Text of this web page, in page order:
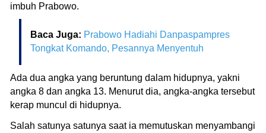
imbuh Prabowo.
Baca Juga: Prabowo Hadiahi Danpaspampres
Tongkat Komando, Pesannya Menyentuh
Ada dua angka yang beruntung dalam hidupnya, yakni
angka 8 dan angka 13. Menurut dia, angka-angka tersebut
kerap muncul di hidupnya.
Salah satunya satunya saat ia memutuskan menyambangi